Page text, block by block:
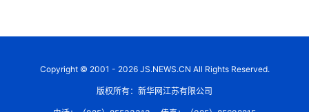
Copyright © 2001 - 2026 JS.NEWS.CN All Rights Reserved.
版权所有：新华网江苏有限公司